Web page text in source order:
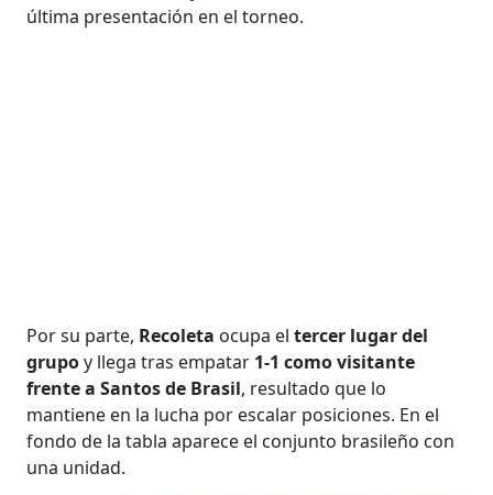
última presentación en el torneo.
Por su parte, Recoleta ocupa eltercer lugar del
grupoy llega tras empatar 1-1 como visitante
frente a Santos de Brasil, resultado que lo
mantiene en la lucha por escalar posiciones. En el
fondo de la tabla aparece el conjunto brasileño con
una unidad.